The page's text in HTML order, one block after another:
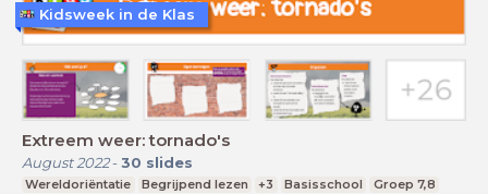
Extreem weer: tornado's
August 2022- 30 slides
Wereldoriëntatie Begrijpend lezen +3 Basisschool Groep 7,8
Kidsweek in de Klas